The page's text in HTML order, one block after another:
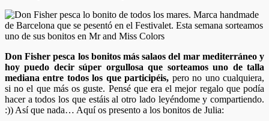
Don Fisher pesca los bonitos más salaos del mar mediterráneo y
hoy puedo decir súper orgullosa que sorteamos uno de talla
mediana entre todos los que participéis, pero no uno cualquiera,
si no el que más os guste. Pensé que era el mejor regalo que podía
hacer a todos los que estáis al otro lado leyéndome y compartiendo.
:)) Así que nada… Aquí os presento a los bonitos de Julia: